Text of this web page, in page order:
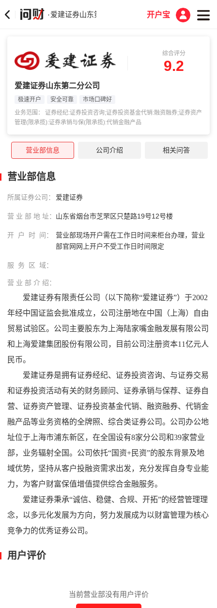
·爱建证券山东第二分公司 开户宝
综合评分
9.2
爱建证券山东第二分公司
极速开户 安全可靠
市场口碑好
业务范围： 证券经纪:证券投资咨询;证券投资基金代销:融资融券;证券资产
管理(限承揽):证券承销与保(限承揽):代销金融产品
营业部信息 公司介绍 相关问答
营业部信息
所属证券公司： 爱建证券
营 业 部 地 址： 山东省烟台市芝罘区只楚路19号12号楼
开 户 时 间：
营业部现场开户需在工作日时间来柜台办理，营业
部官网网上开户不受工作日时间限定
服 务 区 域：
营 业 部 介 绍：
爱建证券有限责任公司（以下简称“爱建证券”）于2002
年经中国证监会批准成立，公司注册地在中国（上海）自由
贸易试验区。公司主要股东为上海陆家嘴金融发展有限公司
和上海爱建集团股份有限公司，目前公司注册资本11亿元人
民币。
爱建证券是拥有证券经纪、证券投资咨询、与证券交易
和证券投资活动有关的财务顾问、证券承销与保荐、证券自
营、证券资产管理、证券投资基金代销、融资融券、代销金
融产品等业务资格的全牌照、综合类证券公司。公司办公地
址位于上海市浦东新区， 在全国设有8家分公司和39家营业
部，业务辐射全国。公司依托“国资+民资”的股东背景及地
域优势，坚持从客户投融资需求出发，充分发挥自身专业能
力，为客户财富保值增值提供综合金融服务。
爱建证券秉承“诚信、稳健、合规、开拓”的经营管理理
念，以多元化发展为方向，努力发展成为以财富管理为核心
竞争力的优秀证券公司。
用户评价
当前营业部没有用户评价